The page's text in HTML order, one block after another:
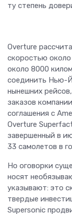
ту степень
Overture
скоростью
около 8000
соединить Нью-
нынешних
заказов
соглашения с
Overture
завершенный в
33 самолетов в
Но оговорки
носят
указывают: это
твердые
Supersonic